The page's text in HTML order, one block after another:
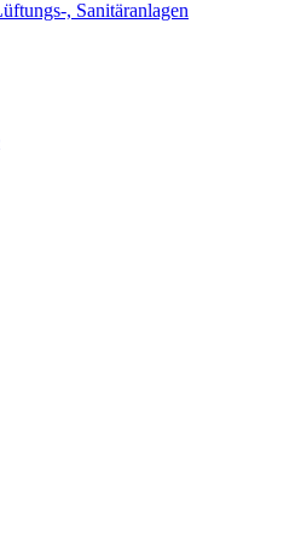
, Sanitäranlagen